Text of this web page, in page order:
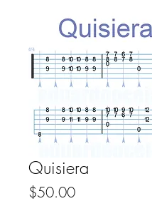
Quisiera
$50.00Precio